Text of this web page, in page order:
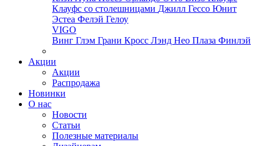
Клауфс со столешницами Джилл Гессо Юнит
Эстеа Фелэй Гелоу
VIGO
Винг Глэм Грани Кросс Лэнд Нео Плаза Финлэй
Акции
Акции
Распродажа
Новинки
О нас
Новости
Статьи
Полезные материалы